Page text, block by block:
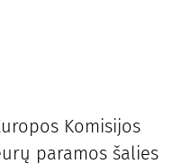
Komisijos
paramos šalies